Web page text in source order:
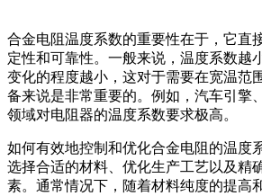
合金电阻温度系数的重要性在于，它直
定性和可靠性。一般来说，温度系数越
变化的程度越小，这对于需要在宽温范
备来说是非常重要的。例如，汽车引擎
领域对电阻器的温度系数要求极高。
如何有效地控制和优化合金电阻的温度
选择合适的材料、优化生产工艺以及精
素。通常情况下，随着材料纯度的提高